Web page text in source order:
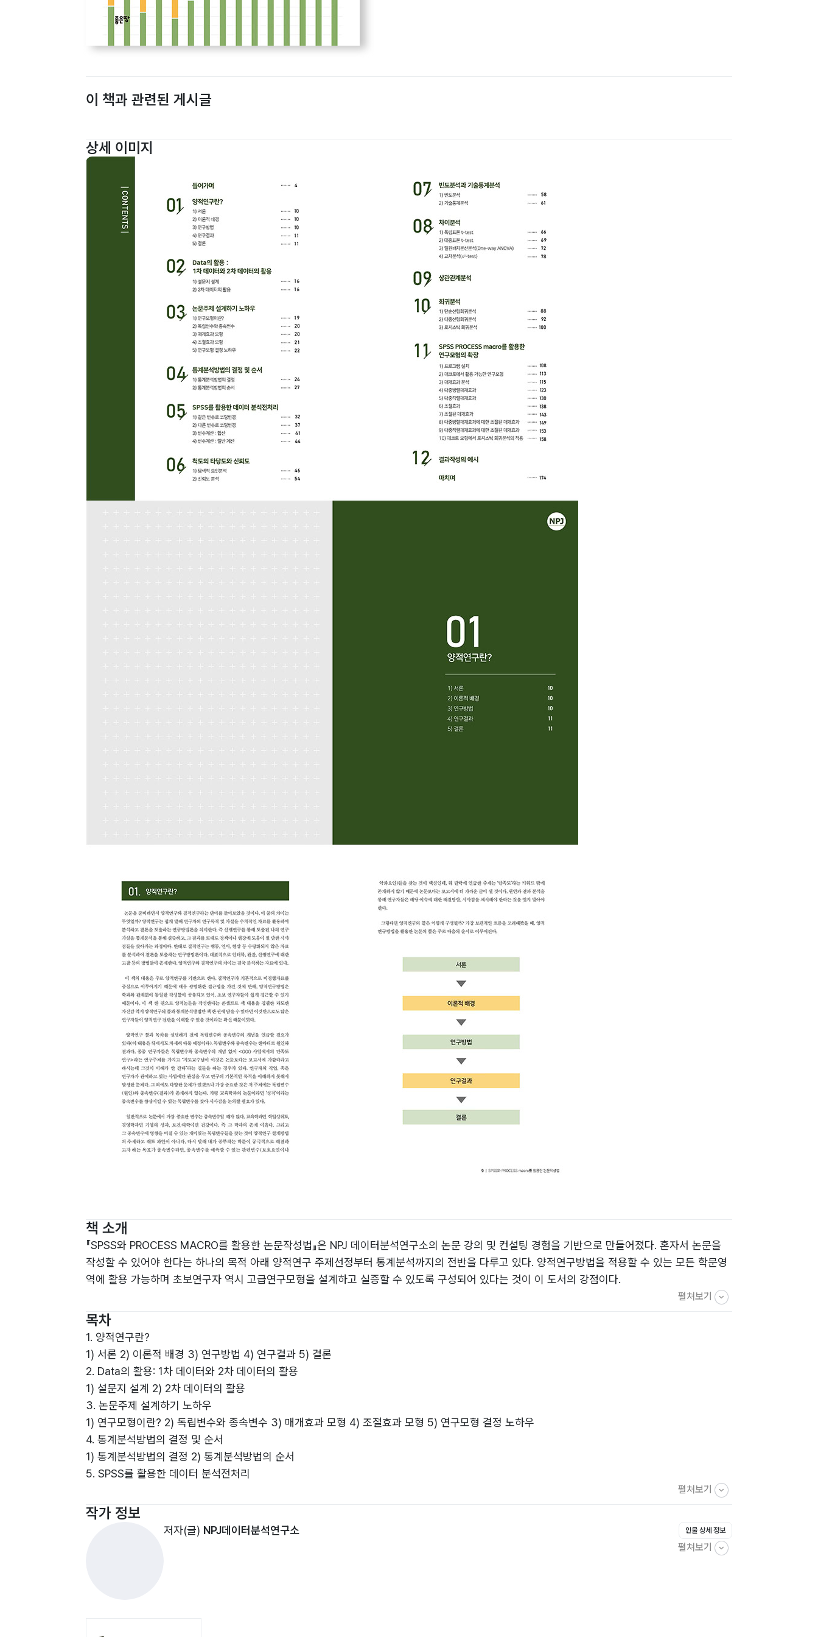
이 책과 관련된 게시글
상세 이미지
책 소개
『SPSS와 PROCESS MACRO를 활용한 논문작성법』은 NPJ 데이터분석연구소의 논문 강의 및 컨설팅 경험을 기반으로 만들어졌다. 혼자서 논문을
작성할 수 있어야 한다는 하나의 목적 아래 양적연구 주제선정부터 통계분석까지의 전반을 다루고 있다. 양적연구방법을 적용할 수 있는 모든 학문영
역에 활용 가능하며 초보연구자 역시 고급연구모형을 설계하고 실증할 수 있도록 구성되어 있다는 것이 이 도서의 강점이다.
펼쳐보기
목차
1. 양적연구란?
1) 서론 2) 이론적 배경 3) 연구방법 4) 연구결과 5) 결론
2. Data의 활용: 1차 데이터와 2차 데이터의 활용
1) 설문지 설계 2) 2차 데이터의 활용
3. 논문주제 설계하기 노하우
1) 연구모형이란? 2) 독립변수와 종속변수 3) 매개효과 모형 4) 조절효과 모형 5) 연구모형 결정 노하우
4. 통계분석방법의 결정 및 순서
1) 통계분석방법의 결정 2) 통계분석방법의 순서
5. SPSS를 활용한 데이터 분석전처리
6. 척도의 타당도와 신뢰도
1) 탐색적 요인분석 2) 신뢰도 분석
펼쳐보기
작가 정보
저자(글) NPJ데이터분석연구소 인물 상세 정보
펼쳐보기